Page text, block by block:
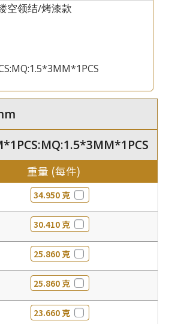
空领结/烤漆款
重量 (每件)
34.950 克
30.410 克
25.860 克
25.860 克
23.660 克